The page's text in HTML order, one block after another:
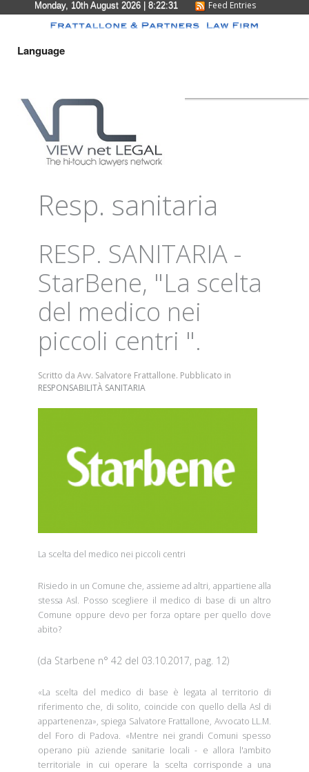
Feed Entries
Monday, 10th August 2026 | 8:22:32
Language
Resp. sanitaria
RESP. SANITARIA -
StarBene, "La scelta
del medico nei
piccoli centri ".
Scritto da Avv. Salvatore Frattallone. Pubblicato in
RESPONSABILITÀ SANITARIA
La scelta del medico nei piccoli centri
Risiedo in un Comune che, assieme ad altri, appartiene alla
stessa Asl. Posso scegliere il medico di base di un altro
Comune oppure devo per forza optare per quello dove
abito?
(da Starbene n° 42 del 03.10.2017, pag. 12)
«La scelta del medico di base è legata al territorio di
riferimento che, di solito, coincide con quello della Asl di
appartenenza», spiega Salvatore Frattallone, Avvocato LL.M.
del Foro di Padova. «Mentre nei grandi Comuni spesso
operano più aziende sanitarie locali - e allora l'ambito
territoriale in cui operare la scelta corrisponde a una